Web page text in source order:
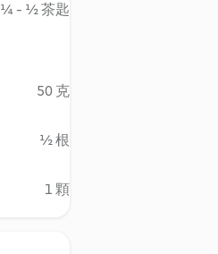
¼ - ½ 茶匙
50 克
½ 根
1 顆